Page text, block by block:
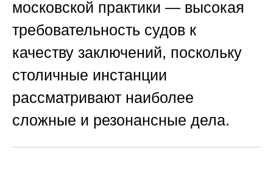
московской практики — высокая
требовательность судов к
качеству заключений, поскольку
столичные инстанции
рассматривают наиболее
сложные и резонансные дела.